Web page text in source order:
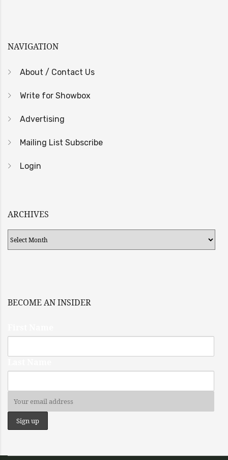
NAVIGATION
About / Contact Us
Write for Showbox
Advertising
Mailing List Subscribe
Login
ARCHIVES
Archives
BECOME AN INSIDER